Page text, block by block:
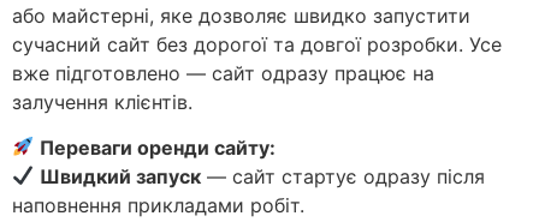
або майстерні, яке дозволяє швидко запустити
сучасний сайт без дорогої та довгої розробки. Усе
вже підготовлено — сайт одразу працює на
залучення клієнтів.
Переваги оренди сайту:
Швидкий запуск — сайт стартує одразу після
наповнення прикладами робіт.